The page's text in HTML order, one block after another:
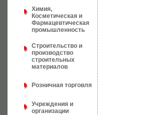
Химия,
Косметическая и
Фармацевтическая
промышленность
Строительство и
производство
строительных
материалов
Розничная торговля
Учреждения и
организации